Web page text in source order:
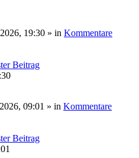
19:30 » in Kommentare
Beitrag
09:01 » in Kommentare
Beitrag